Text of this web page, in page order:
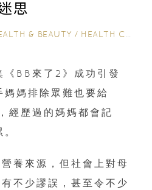
思
& BEAUTY / HEALTH CARE
《BB來了2》成功引發
媽排除眾難也要給
經歷過的媽媽都會記
養來源，但社會上對母
不少謬誤，甚至令不少